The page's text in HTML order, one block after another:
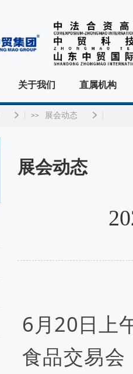
关于我们 直属机构
>> 展会动态
展会动态
6月20日上
食品交易